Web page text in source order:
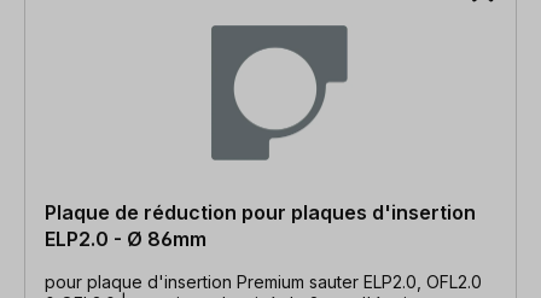
Plaque de réduction pour plaques d'insertion
ELP2.0 - Ø 86mm
pour plaque d'insertion Premium sauter ELP2.0, OFL2.0